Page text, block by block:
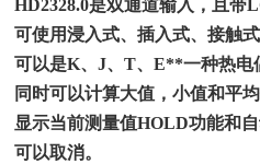
HD2328.0是双通道输入，且带
可使用浸入式、插入式、接触
可以是K、J、T、E**一种热电
同时可以计算大值，小值和平
显示当前测量值HOLD功能和
可以取消。